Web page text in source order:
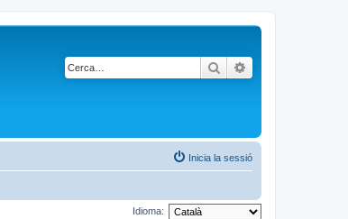
Cerca
Inicia la sessió
Idioma: